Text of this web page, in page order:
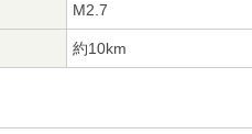
M2.7
約10km